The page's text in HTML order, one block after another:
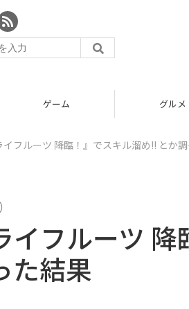
ゲーム グルメ
フルーツ 降臨！』でスキル溜め!! とか
イフルーツ
た結果